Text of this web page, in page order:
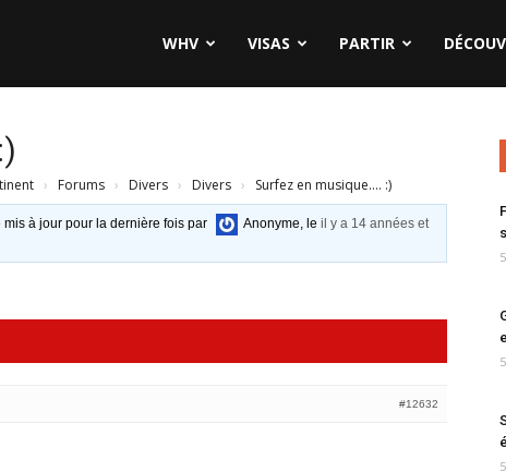
WHV VISAS PARTIR
› Forums › Divers › Divers › Surfez en musique…. :)
à jour pour la dernière fois par Anonyme, leil y a 14 années et
#12632